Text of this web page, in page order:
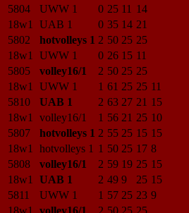
5804
UWW 1 0 25 11 14
18w1
UAB 1 0 35 14 21
5802
hotvolleys 1 2 50 25 25
18w1
UWW 1 0 26 15 11
5805
volley16/1 2 50 25 25
18w1
UWW 1 1 61 25 25 11
5810
UAB 1 2 63 27 21 15
18w1
volley16/1 1 56 21 25 10
5807
hotvolleys 1 2 55 25 15 15
18w1
hotvolleys 1 1 50 25 17 8
5808
volley16/1 2 59 19 25 15
18w1
UAB 1 2 49 9 25 15
5811
UWW 1 1 57 25 23 9
18w1
volley16/1 2 50 25 25